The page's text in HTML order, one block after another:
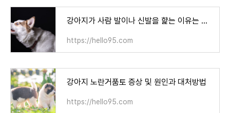
강아지가 사람 발이나 신발을 햝는 이유는 무엇일까?
https://hello95.com
강아지 노란거품토 증상 및 원인과 대처방법
https://hello95.com